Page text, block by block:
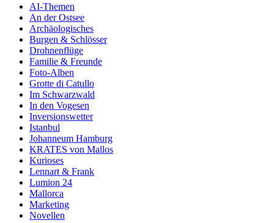
AI-Themen
An der Ostsee
Archäologisches
Burgen & Schlösser
Drohnenflüge
Familie & Freunde
Foto-Alben
Grotte di Catullo
Im Schwarzwald
In den Vogesen
Inversionswetter
Istanbul
Johanneum Hamburg
KRATES von Mallos
Kurioses
Lennart & Frank
Lumion 24
Mallorca
Marketing
Novellen